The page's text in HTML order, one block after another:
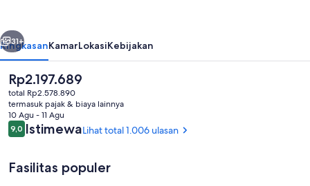
Jose
Downtown
Berikutnya
31+
RingkasanKamarLokasiKebijakan
Harga
saat
ini
Rp2.197.689
Rp2.197.689
total Rp2.578.890
termasuk pajak & biaya lainnya
10 Agu - 11 Agu
Ulasan
9,09,0 dari 10
IstimewaLihat total 1.006 ulasan
Fasilitas populer